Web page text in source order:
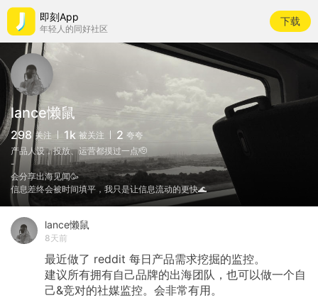
即刻App
年轻人的同好社区
下载
lance懒鼠
298 关注 1k 被关注 2 夸夸
产品人设，投放、运营都摸过一点🫡
-
会分享出海见闻🥳
信息差终会被时间填平，我只是让信息流动的更快🌊
lance懒鼠
8天前
最近做了 reddit 每日产品需求挖掘的监控。
建议所有拥有自己品牌的出海团队，也可以做一个自
己&竞对的社媒监控。会非常有用。